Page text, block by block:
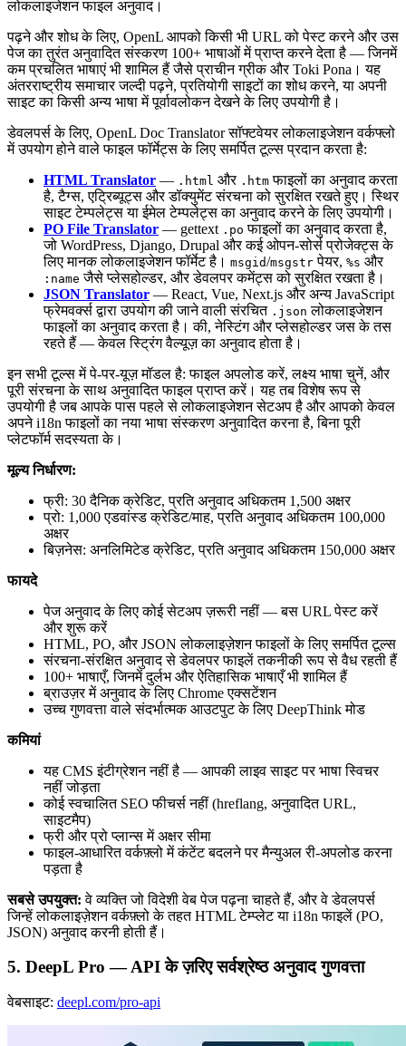
लोकलाइजेशन फाइल अनुवाद।
पढ़ने और शोध के लिए, OpenL आपको किसी भी URL को पेस्ट करने और उस
पेज का तुरंत अनुवादित संस्करण 100+ भाषाओं में प्राप्त करने देता है — जिनमें
कम प्रचलित भाषाएं भी शामिल हैं जैसे प्राचीन ग्रीक और Toki Pona। यह
अंतरराष्ट्रीय समाचार जल्दी पढ़ने, प्रतियोगी साइटों का शोध करने, या अपनी
साइट का किसी अन्य भाषा में पूर्वावलोकन देखने के लिए उपयोगी है।
डेवलपर्स के लिए, OpenL Doc Translator सॉफ्टवेयर लोकलाइजेशन वर्कफ्लो
में उपयोग होने वाले फाइल फॉर्मेट्स के लिए समर्पित टूल्स प्रदान करता है:
HTML Translator — .html और .htm फाइलों का अनुवाद करता
है, टैग्स, एट्रिब्यूट्स और डॉक्युमेंट संरचना को सुरक्षित रखते हुए। स्थिर
साइट टेम्पलेट्स या ईमेल टेम्पलेट्स का अनुवाद करने के लिए उपयोगी।
PO File Translator — gettext .po फाइलों का अनुवाद करता है,
जो WordPress, Django, Drupal और कई ओपन-सोर्स प्रोजेक्ट्स के
लिए मानक लोकलाइजेशन फॉर्मेट है। msgid/msgstr पेयर, %s और
:name जैसे प्लेसहोल्डर, और डेवलपर कमेंट्स को सुरक्षित रखता है।
JSON Translator — React, Vue, Next.js और अन्य JavaScript
फ्रेमवर्क्स द्वारा उपयोग की जाने वाली संरचित .json लोकलाइजेशन
फाइलों का अनुवाद करता है। की, नेस्टिंग और प्लेसहोल्डर जस के तस
रहते हैं — केवल स्ट्रिंग वैल्यूज़ का अनुवाद होता है।
इन सभी टूल्स में पे-पर-यूज़ मॉडल है: फाइल अपलोड करें, लक्ष्य भाषा चुनें, और
पूरी संरचना के साथ अनुवादित फाइल प्राप्त करें। यह तब विशेष रूप से
उपयोगी है जब आपके पास पहले से लोकलाइजेशन सेटअप है और आपको केवल
अपने i18n फाइलों का नया भाषा संस्करण अनुवादित करना है, बिना पूरी
प्लेटफॉर्म सदस्यता के।
मूल्य निर्धारण:
फ्री: 30 दैनिक क्रेडिट, प्रति अनुवाद अधिकतम 1,500 अक्षर
प्रो: 1,000 एडवांस्ड क्रेडिट/माह, प्रति अनुवाद अधिकतम 100,000
अक्षर
बिज़नेस: अनलिमिटेड क्रेडिट, प्रति अनुवाद अधिकतम 150,000 अक्षर
फायदे
पेज अनुवाद के लिए कोई सेटअप ज़रूरी नहीं — बस URL पेस्ट करें
और शुरू करें
HTML, PO, और JSON लोकलाइज़ेशन फाइलों के लिए समर्पित टूल्स
संरचना-संरक्षित अनुवाद से डेवलपर फाइलें तकनीकी रूप से वैध रहती हैं
100+ भाषाएँ, जिनमें दुर्लभ और ऐतिहासिक भाषाएँ भी शामिल हैं
ब्राउज़र में अनुवाद के लिए Chrome एक्सटेंशन
उच्च गुणवत्ता वाले संदर्भात्मक आउटपुट के लिए DeepThink मोड
कमियां
यह CMS इंटीग्रेशन नहीं है — आपकी लाइव साइट पर भाषा स्विचर
नहीं जोड़ता
कोई स्वचालित SEO फीचर्स नहीं (hreflang, अनुवादित URL,
साइटमैप)
फ्री और प्रो प्लान्स में अक्षर सीमा
फाइल-आधारित वर्कफ़्लो में कंटेंट बदलने पर मैन्युअल री-अपलोड करना
पड़ता है
सबसे उपयुक्त: वे व्यक्ति जो विदेशी वेब पेज पढ़ना चाहते हैं, और वे डेवलपर्स
जिन्हें लोकलाइज़ेशन वर्कफ़्लो के तहत HTML टेम्प्लेट या i18n फाइलें (PO,
JSON) अनुवाद करनी होती हैं।
5. DeepL Pro — API के ज़रिए सर्वश्रेष्ठ अनुवाद गुणवत्ता
वेबसाइट: deepl.com/pro-api